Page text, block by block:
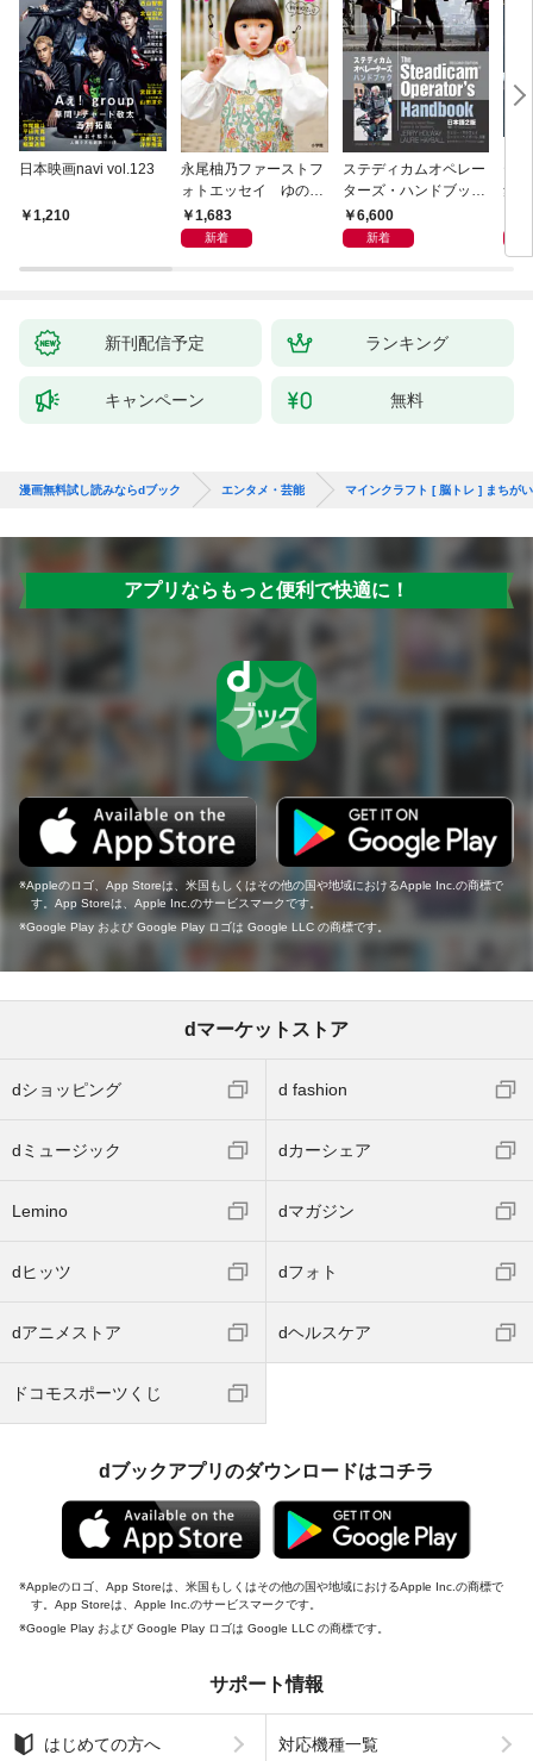
日本映画navi vol.123
1,210
永尾柚乃ファーストフ
ォトエッセイ ゆのも
のがたり
1,683
新着
ステディカムオペレー
ターズ・ハンドブック
日本語版 電子版 第２
版
6,600
新着
集
ウ
【
新刊配信予定 ランキング
キャンペーン 無料
漫画無料試し読みならdブック エンタメ・芸能 マインクラフト [ 脳トレ ] まちが
アプリならもっと便利で快適に！
Appleのロゴ、App Storeは、米国もしくはその他の国や地域におけるApple Inc.の商標で
す。App Storeは、Apple Inc.のサービスマークです。
Google Play および Google Play ロゴは Google LLC の商標です。
dマーケットストア
dショッピング d fashion
dミュージック dカーシェア
Lemino dマガジン
dヒッツ dフォト
dアニメストア dヘルスケア
ドコモスポーツくじ
dブックアプリのダウンロードはコチラ
Appleのロゴ、App Storeは、米国もしくはその他の国や地域におけるApple Inc.の商標で
す。App Storeは、Apple Inc.のサービスマークです。
Google Play および Google Play ロゴは Google LLC の商標です。
サポート情報
はじめての方へ 対応機種一覧